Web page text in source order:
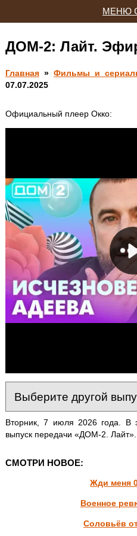
ДОМ-2: Лайт.
Главная» Фильмы и
07.07.2025
Официальный плеер Окко:
Вторник, 7 июля 2026 года. В
выпуск передачи «ДОМ-2. Лайт».
СМОТРИ НОВОЕ:
Жди меня
Военное
Соловьёв
МЕНЮ